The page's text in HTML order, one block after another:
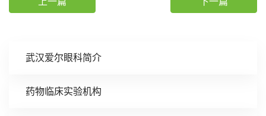
武汉爱尔眼科简介
药物临床实验机构